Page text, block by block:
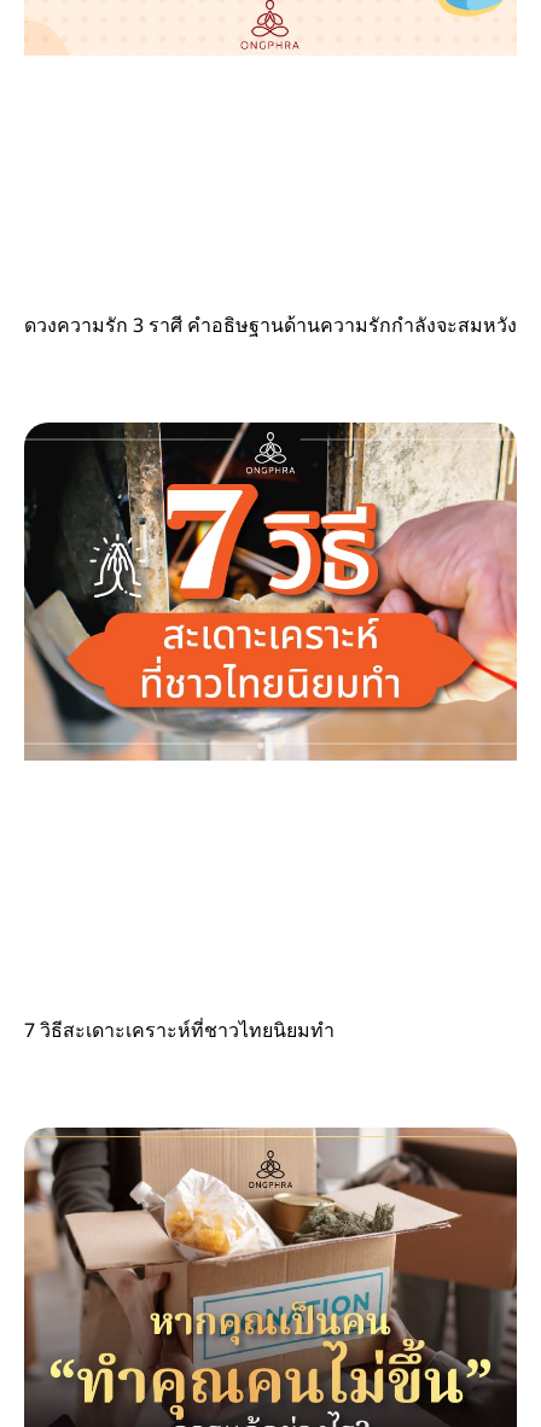
ดวงความรัก 3 ราศี คำอธิษฐานด้านความรักกำลังจะสมหวัง
7 วิธีสะเดาะเคราะห์ที่ชาวไทยนิยมทำ